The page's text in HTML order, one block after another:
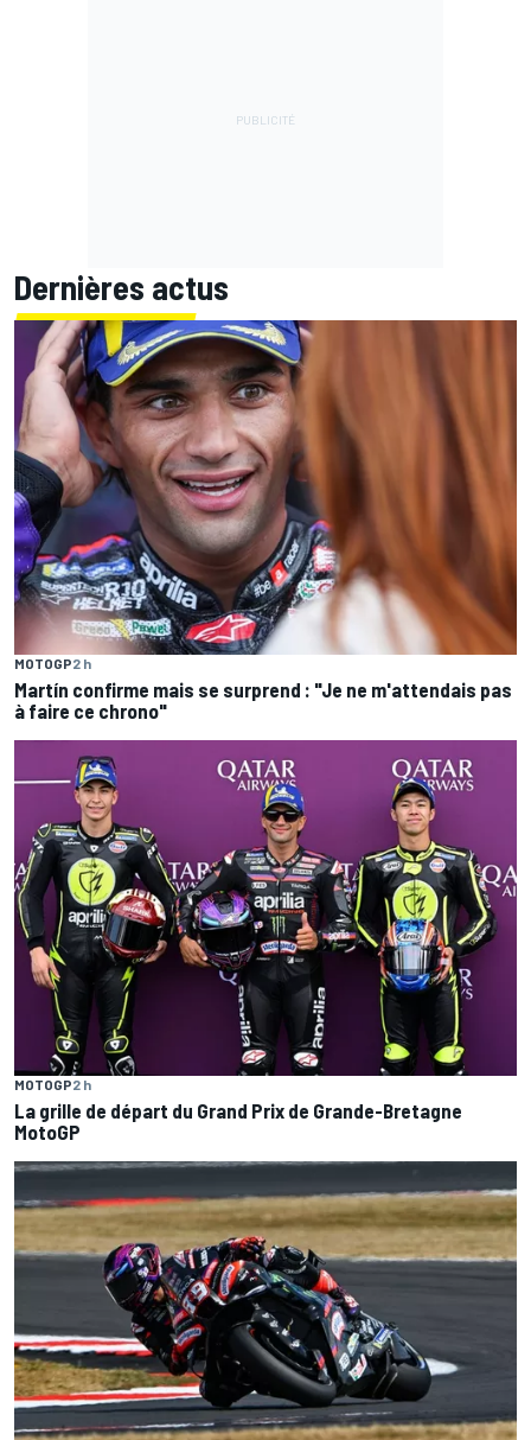
Dernières actus
MOTOGP2 h
Martín confirme mais se surprend : "Je ne m'attendais pas
à faire ce chrono"
MOTOGP2 h
La grille de départ du Grand Prix de Grande-Bretagne
MotoGP